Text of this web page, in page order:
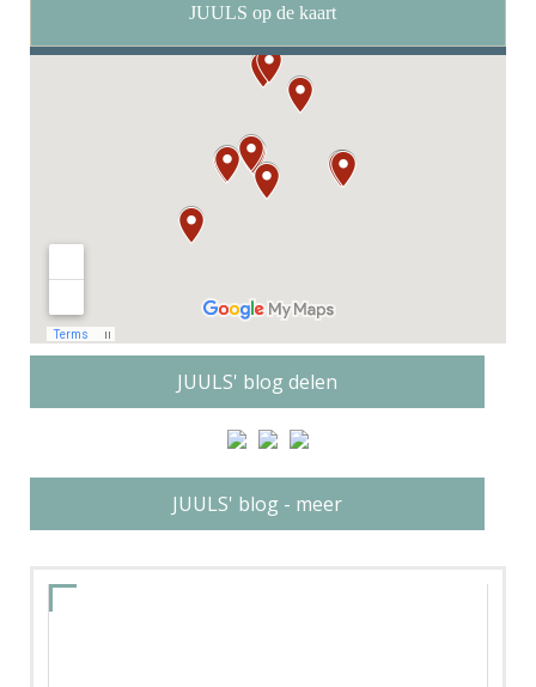
JUULS op de kaart
JUULS' blog delen
JUULS' blog - meer